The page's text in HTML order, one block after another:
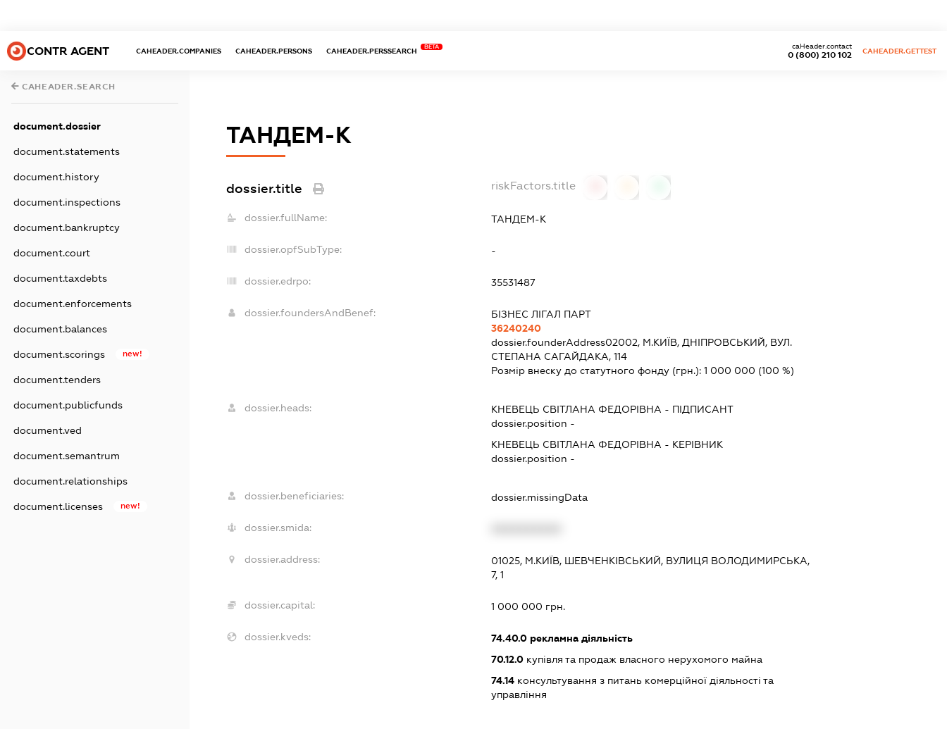
CONTR AGENT CAHEADER.COMPANIES CAHEADER.PERSONS CAHEADER.PERSSEARCH
BETA
0 (800) 210 102
caHeader.contact
CAHEADER.GETTEST
CAHEADER.SEARCH
document.dossier
document.statements
document.history
document.inspections
document.bankruptcy
document.court
document.taxdebts
document.enforcements
document.balances
document.scorings new!
document.tenders
document.publicfunds
document.ved
document.semantrum
document.relationships
document.licenses new!
ТАНДЕМ-К
dossier.title riskFactors.title
dossier.fullName: ТАНДЕМ-К
dossier.opfSubType: -
dossier.edrpo: 35531487
dossier.foundersAndBenef:
БІЗНЕС ЛІГАЛ ПАРТ
36240240
dossier.founderAddress02002, М.КИЇВ, ДНІПРОВСЬКИЙ, ВУЛ.
СТЕПАНА САГАЙДАКА, 114
Розмір внеску до статутного фонду (грн.):1 000 000 (100 %)
dossier.heads: КНЕВЕЦЬ СВІТЛАНА ФЕДОРІВНА - ПІДПИСАНТ
dossier.position -
КНЕВЕЦЬ СВІТЛАНА ФЕДОРІВНА - КЕРІВНИК
dossier.position -
dossier.beneficiaries: dossier.missingData
dossier.smida:
dossier.address:
01025, М.КИЇВ, ШЕВЧЕНКІВСЬКИЙ, ВУЛИЦЯ ВОЛОДИМИРСЬКА,
7, 1
dossier.capital: 1 000 000 грн.
dossier.kveds: 74.40.0 рекламна діяльність
70.12.0 купівля та продаж власного нерухомого майна
74.14 консультування з питань комерційної діяльності та
управління